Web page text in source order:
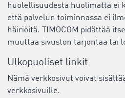
huolellisuudesta huolimatta ei
että palvelun toiminnassa ei
häiriöitä. TIMOCOM pidättää
muuttaa sivuston tarjontaa tai
Ulkopuoliset linkit
Nämä verkkosivut voivat
verkkosivuille.